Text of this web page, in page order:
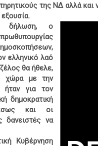
της ΝΔ αλλά
δήλωση, ο
ελληνικό λαό
θα ήθελε,
χώρα με την
για τον
δημοκρατική
και οι
δανειστές να
Κυβέρνηση